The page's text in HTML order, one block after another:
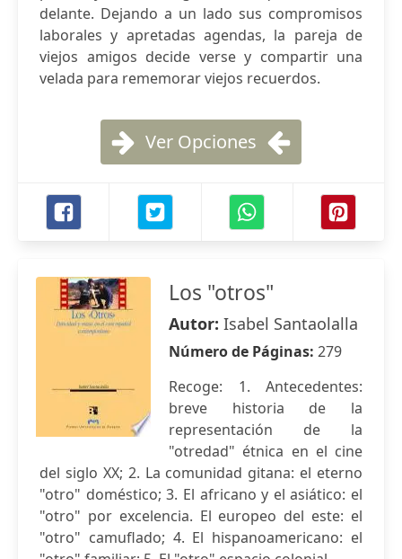
delante. Dejando a un lado sus compromisos
laborales y apretadas agendas, la pareja de
viejos amigos decide verse y compartir una
velada para rememorar viejos recuerdos.
Ver Opciones
Los "otros"
Autor: Isabel Santaolalla
Número de Páginas: 279
Recoge: 1. Antecedentes:
breve historia de la
representación de la
"otredad" étnica en el cine
del siglo XX; 2. La comunidad gitana: el eterno
"otro" doméstico; 3. El africano y el asiático: el
"otro" por excelencia. El europeo del este: el
"otro" camuflado; 4. El hispanoamericano: el